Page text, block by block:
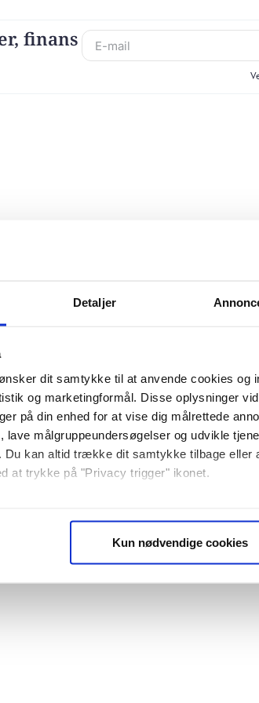
Detaljer
ønsker dit samtykke til at anvende cookies og
og marketingformål. Disse oplysninger
på din enhed for at vise dig målrettede
lave målgruppeundersøgelser og udvikle
Du kan altid trække dit samtykke tilbage eller
at trykke på "Privacy trigger" ikonet.
baseret på en scanning af dens unikke
Kun nødvendige cookies
finans